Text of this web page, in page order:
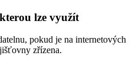
lze využít
pokud je na internetových
zřízena.